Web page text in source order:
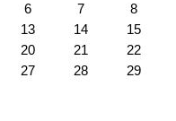
6 7
8
13 14
15
20 21
22
27 28
29